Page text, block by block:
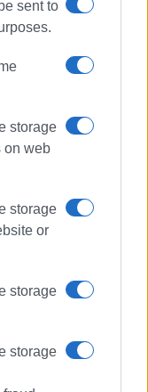
sent to
storage
on web
storage
or
storage
storage
Facebook